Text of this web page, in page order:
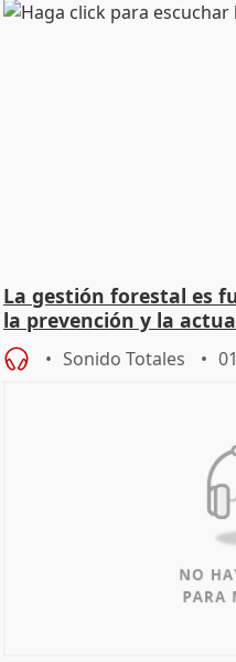
La gestión forestal es
la prevención y la
Sonido Totales